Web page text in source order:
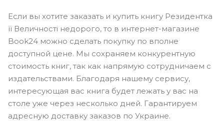
Если вы хотите заказать и купить книгу Резидентка
її Величності недорого, то в интернет-магазине
Book24 можно сделать покупку по вполне
доступной цене. Мы сохраняем конкурентную
стоимость книг, так как напрямую сотрудничаем с
издательствами. Благодаря нашему сервису,
интересующая вас книга будет лежать у вас на
столе уже через несколько дней. Гарантируем
адресную доставку заказов по Украине.